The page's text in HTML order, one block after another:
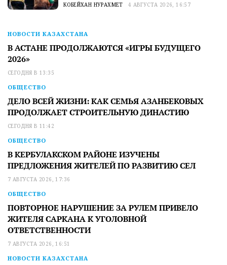
КОБЕЙХАН НУРАХМЕТ 4 АВГУСТА 2026, 16:57
НОВОСТИ КАЗАХСТАНА
В АСТАНЕ ПРОДОЛЖАЮТСЯ «ИГРЫ БУДУЩЕГО
2026»
СЕГОДНЯ В 13:35
ОБЩЕСТВО
ДЕЛО ВСЕЙ ЖИЗНИ: КАК СЕМЬЯ АЗАНБЕКОВЫХ
ПРОДОЛЖАЕТ СТРОИТЕЛЬНУЮ ДИНАСТИЮ
СЕГОДНЯ В 11:42
ОБЩЕСТВО
В КЕРБУЛАКСКОМ РАЙОНЕ ИЗУЧЕНЫ
ПРЕДЛОЖЕНИЯ ЖИТЕЛЕЙ ПО РАЗВИТИЮ СЕЛ
7 АВГУСТА 2026, 17:36
ОБЩЕСТВО
ПОВТОРНОЕ НАРУШЕНИЕ ЗА РУЛЕМ ПРИВЕЛО
ЖИТЕЛЯ САРКАНА К УГОЛОВНОЙ
ОТВЕТСТВЕННОСТИ
7 АВГУСТА 2026, 16:51
НОВОСТИ КАЗАХСТАНА